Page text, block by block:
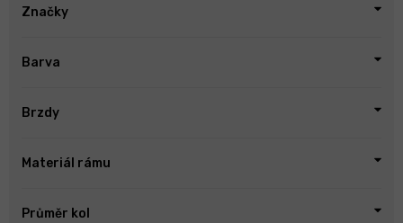
Značky
Barva
Brzdy
Materiál rámu
Průměr kol